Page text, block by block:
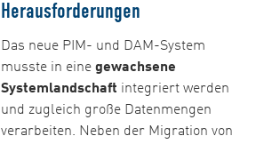
Herausforderungen
Das neue PIM- und DAM-System
musste in einegewachsene
Systemlandschaft integriert werden
und zugleich große Datenmengen
verarbeiten. Neben der Migration von